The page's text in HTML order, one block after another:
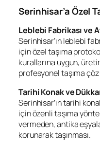
Serinhisar’a Özel
Leblebi Fabrikası ve
Serinhisar’ın leblebi
için özel taşıma
kurallarına uygun,
profesyonel taşıma
Tarihi Konak ve
Serinhisar’ın tarihi
için özenli taşıma
vermeden, antika
korunarak taşınması.